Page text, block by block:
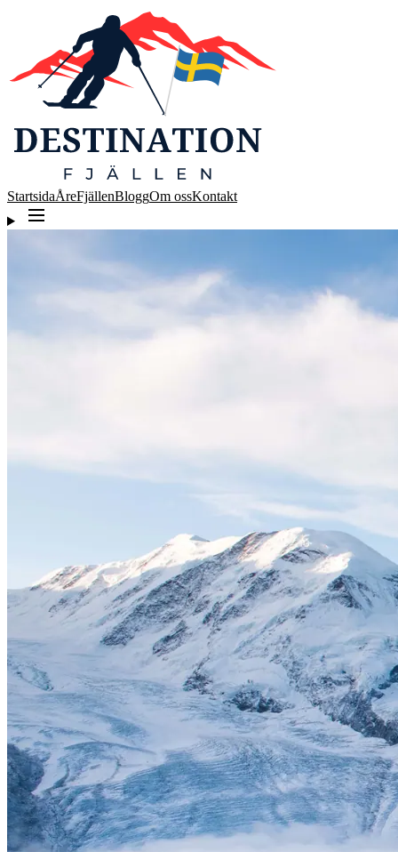
StartsidaÅreFjällenBloggOm ossKontakt